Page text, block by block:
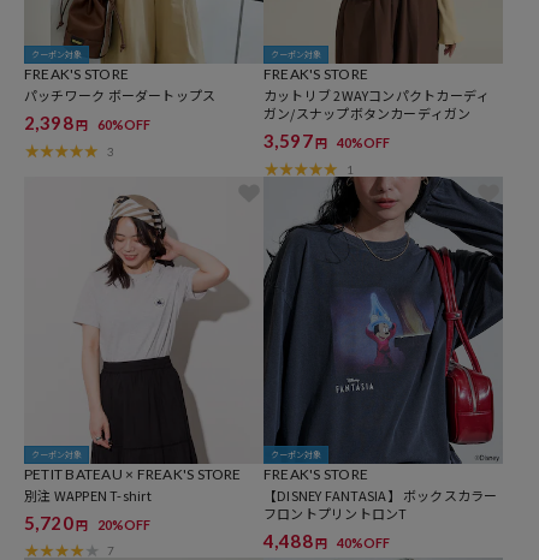
クーポン対象
FREAK'S STORE
パッチワーク ボーダートップス
2,398 円 60%OFF
3
クーポン対象
FREAK'S STORE
カットリブ 2WAYコンパクトカーディ
ガン/スナップボタンカーディガン
3,597 円 40%OFF
1
クーポン対象
PETIT BATEAU × FREAK'S STORE
別注 WAPPEN T-shirt
5,720円 20%OFF
7
クーポン対象
FREAK'S STORE
【DISNEY FANTASIA】 ボックスカラー
フロントプリントロンT
4,488円 40%OFF